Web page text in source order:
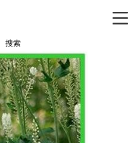
搜索